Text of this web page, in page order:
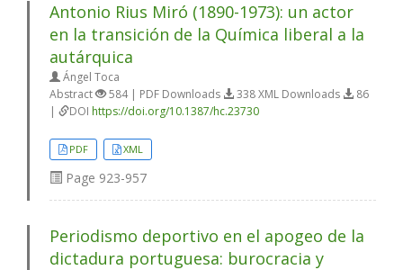
Antonio Rius Miró (1890-1973): un actor
en la transición de la Química liberal a la
autárquica
Ángel Toca
Abstract
584 | PDF Downloads 338 XML Downloads
86
|
DOI https://doi.org/10.1387/hc.23730
PDF XML
Page 923-957
Periodismo deportivo en el apogeo de la
dictadura portuguesa: burocracia y